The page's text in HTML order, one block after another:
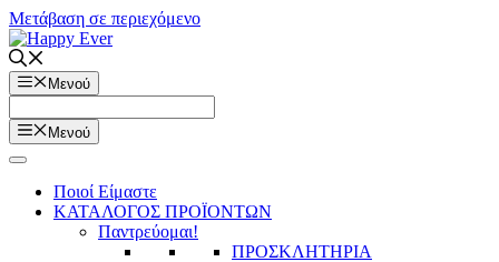
Μετάβαση σε περιεχόμενο
Μενού
Μενού
Ποιοί Είμαστε
ΚΑΤΑΛΟΓΟΣ ΠΡΟΪΟΝΤΩΝ
Παντρεύομαι!
ΠΡΟΣΚΛΗΤΗΡΙΑ